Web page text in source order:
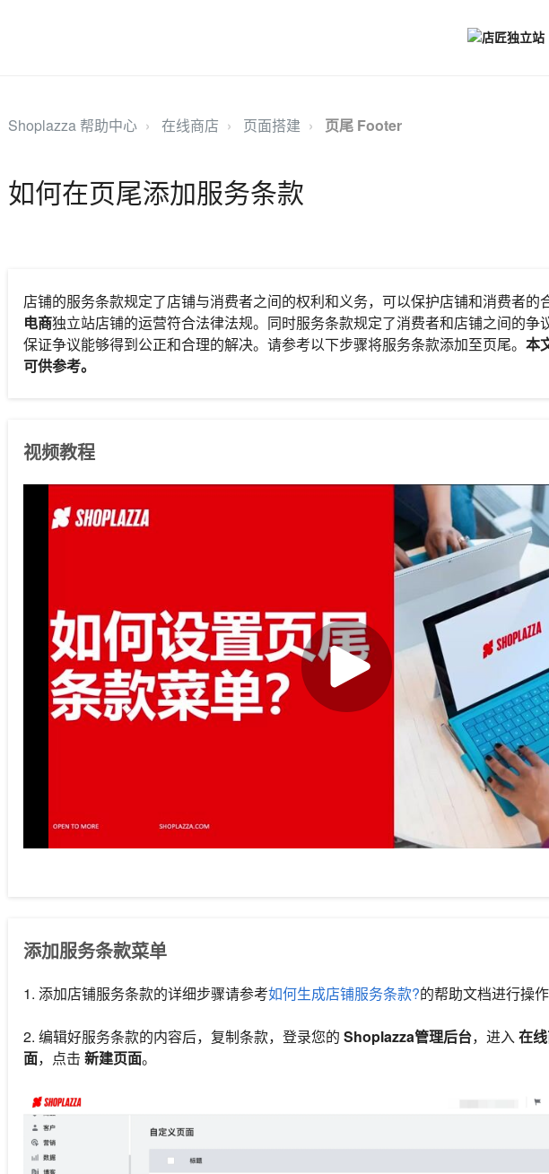
Shoplazza 帮助中心 在线商店 页面搭建 页尾 Footer
如何在页尾添加服务条款
店铺的服务条款规定了店铺与消费者之间的权利和义务，可以保护店铺和消费者的
电商独立站店铺的运营符合法律法规。同时服务条款规定了消费者和店铺之间的争
保证争议能够得到公正和合理的解决。请参考以下步骤将服务条款添加至页尾。 本
可供参考。
视频教程
添加服务条款菜单
1. 添加店铺服务条款的详细步骤请参考如何生成店铺服务条款?的帮助文档进行操
2. 编辑好服务条款的内容后，复制条款，登录您的 Shoplazza管理后台，进入在
面，点击 新建页面。